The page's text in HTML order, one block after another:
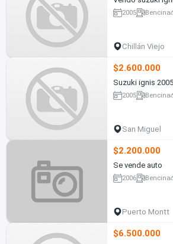
2005 Bencina
Chillán Viejo
$2.600.000
Suzuki ignis 2005
2005 Bencina
San Miguel
$2.200.000
Se vende auto
2006 Bencina
Puerto Montt
$6.500.000